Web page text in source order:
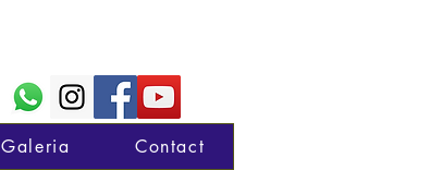
Galeria Contact